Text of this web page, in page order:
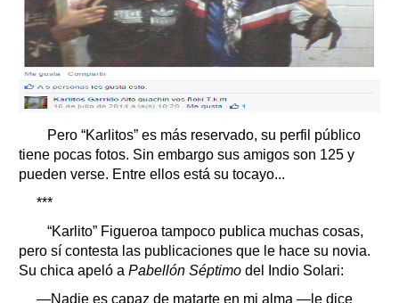
Pero “Karlitos” es más reservado, su perfil público
tiene pocas fotos. Sin embargo sus amigos son 125 y
pueden verse. Entre ellos está su tocayo...
***
“Karlito” Figueroa tampoco publica muchas cosas,
pero sí contesta las publicaciones que le hace su novia.
Su chica apeló a Pabellón Séptimo del Indio Solari:
—Nadie es capaz de matarte en mi alma —le dice